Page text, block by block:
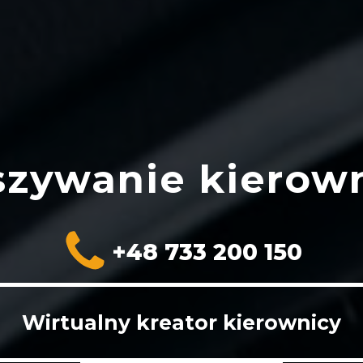
+48 733 200 150
Wirtualny kreator kierownicy